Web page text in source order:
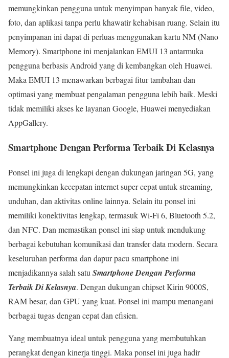
memungkinkan pengguna untuk menyimpan banyak file, video,
foto, dan aplikasi tanpa perlu khawatir kehabisan ruang. Selain itu
penyimpanan ini dapat di perluas menggunakan kartu NM (Nano
Memory). Smartphone ini menjalankan EMUI 13 antarmuka
pengguna berbasis Android yang di kembangkan oleh Huawei.
Maka EMUI 13 menawarkan berbagai fitur tambahan dan
optimasi yang membuat pengalaman pengguna lebih baik. Meski
tidak memiliki akses ke layanan Google, Huawei menyediakan
AppGallery.
Smartphone Dengan Performa Terbaik Di Kelasnya
Ponsel ini juga di lengkapi dengan dukungan jaringan 5G, yang
memungkinkan kecepatan internet super cepat untuk streaming,
unduhan, dan aktivitas online lainnya. Selain itu ponsel ini
memiliki konektivitas lengkap, termasuk Wi-Fi 6, Bluetooth 5.2,
dan NFC. Dan memastikan ponsel ini siap untuk mendukung
berbagai kebutuhan komunikasi dan transfer data modern. Secara
keseluruhan performa dan dapur pacu smartphone ini
menjadikannya salah satu Smartphone Dengan Performa
Terbaik Di Kelasnya. Dengan dukungan chipset Kirin 9000S,
RAM besar, dan GPU yang kuat. Ponsel ini mampu menangani
berbagai tugas dengan cepat dan efisien.
Yang membuatnya ideal untuk pengguna yang membutuhkan
perangkat dengan kinerja tinggi. Maka ponsel ini juga hadir